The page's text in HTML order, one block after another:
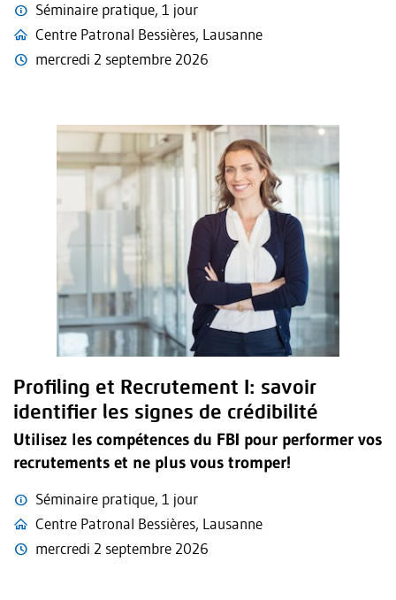
Séminaire pratique, 1 jour
Centre Patronal Bessières, Lausanne
mercredi 2 septembre 2026
Profiling et Recrutement I: savoir
identifier les signes de crédibilité
Utilisez les compétences du FBI pour performer vos
recrutements et ne plus vous tromper!
Séminaire pratique, 1 jour
Centre Patronal Bessières, Lausanne
mercredi 2 septembre 2026